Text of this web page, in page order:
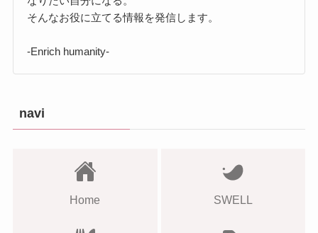
そんなお役に立てる情報を発信します。
-Enrich humanity-
navi
Home SWELL